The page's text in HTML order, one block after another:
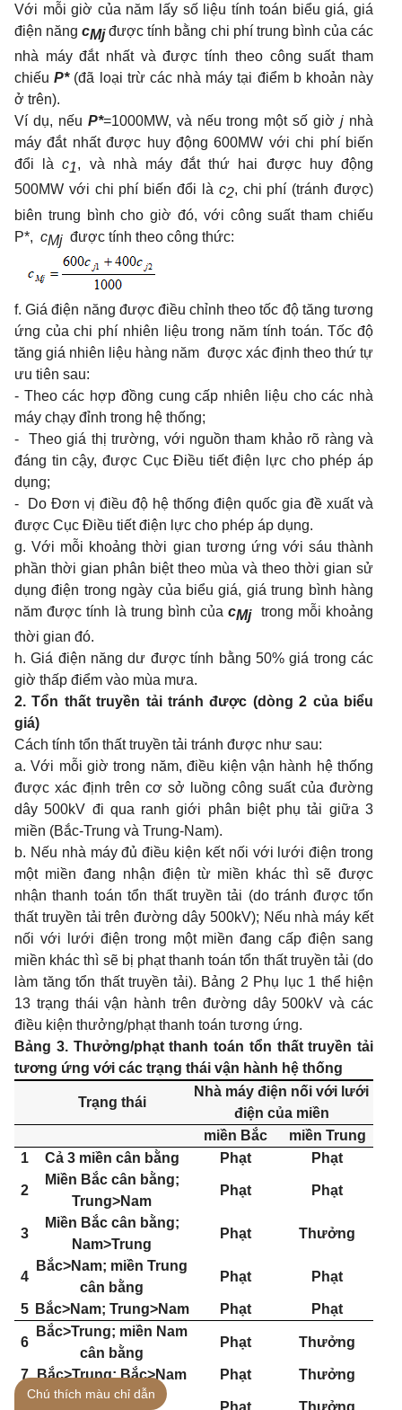
Với mỗi giờ của năm lấy số liệu tính toán biểu giá, giá
điện năngcMjđược tính bằng chi phí trung bình của các
nhà máy đắt nhất và được tính theo công suất tham
chiếuP*(đã loại trừ các nhà máy tại điểm b khoản này
ở trên).
Ví dụ, nếu P*=1000MW, và nếu trong một số giờj nhà
máy đắt nhất được huy động 600MW với chi phí biến
đổi làc1, và nhà máy đắt thứ hai được huy động
500MW với chi phí biến đổi là c2, chi phí (tránh được)
biên trung bình cho giờ đó, với công suất tham chiếu
P*, cMj được tính theo công thức:
f. Giá điện năng được điều chỉnh theo tốc độ tăng tương
ứng của chi phí nhiên liệu trong năm tính toán. Tốc độ
tăng giá nhiên liệu hàng năm được xác định theo thứ tự
ưu tiên sau:
- Theo các hợp đồng cung cấp nhiên liệu cho các nhà
máy chạy đỉnh trong hệ thống;
- Theo giá thị trường, với nguồn tham khảo rõ ràng và
đáng tin cậy, được Cục Điều tiết điện lực cho phép áp
dụng;
- Do Đơn vị điều độ hệ thống điện quốc gia đề xuất và
được Cục Điều tiết điện lực cho phép áp dụng.
g. Với mỗi khoảng thời gian tương ứng với sáu thành
phần thời gian phân biệt theo mùa và theo thời gian sử
dụng điện trong ngày của biểu giá, giá trung bình hàng
năm được tính là trung bình củacMj trong mỗi khoảng
thời gian đó.
h. Giá điện năng dư được tính bằng 50% giá trong các
giờ thấp điểm vào mùa mưa.
2. Tổn thất truyền tải tránh được (dòng 2 của biểu
giá)
Cách tính tổn thất truyền tải tránh được như sau:
a. Với mỗi giờ trong năm, điều kiện vận hành hệ thống
được xác định trên cơ sở luồng công suất của đường
dây 500kV đi qua ranh giới phân biệt phụ tải giữa 3
miền (Bắc-Trung và Trung-Nam).
b. Nếu nhà máy đủ điều kiện kết nối với lưới điện trong
một miền đang nhận điện từ miền khác thì sẽ được
nhận thanh toán tổn thất truyền tải (do tránh được tổn
thất truyền tải trên đường dây 500kV); Nếu nhà máy kết
nối với lưới điện trong một miền đang cấp điện sang
miền khác thì sẽ bị phạt thanh toán tổn thất truyền tải (do
làm tăng tổn thất truyền tải). Bảng 2 Phụ lục 1 thể hiện
13 trạng thái vận hành trên đường dây 500kV và các
điều kiện thưởng/phạt thanh toán tương ứng.
Bảng 3. Thưởng/phạt thanh toán tổn thất truyền tải
tương ứng với các trạng thái vận hành hệ thống
Trạng thái
Nhà máy điện nối với lưới
điện của miền
miền Bắc
miền Trung
1
Cả 3 miền cân bằng Phạt Phạt
2
Miền Bắc cân bằng;
Trung>Nam
Phạt Phạt
3
Miền Bắc cân bằng;
Nam>Trung
Phạt Thưởng
4
Bắc>Nam; miền Trung
cân bằng
Phạt Phạt
5 Bắc>Nam; Trung>Nam Phạt Phạt
6
Bắc>Trung; miền Nam
cân bằng
Phạt Thưởng
7 Bắc>Trung; Bắc>Nam Phạt Thưởng
Bắc>Trung;
Phạt Thưởng
Chú thích màu chỉ dẫn